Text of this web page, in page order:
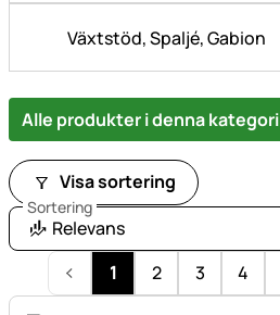
Växtstöd, Spaljé, Gabion
Alle produkter i denna kategori
Visa sortering
Sortering
Relevans
1
2 3 4